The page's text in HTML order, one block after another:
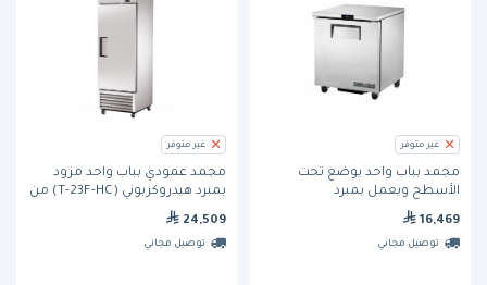
غير متوفر
مجمد بباب واحد يوضع تحت
الأسطح ويعمل بمبرد
16,469
توصيل مجاني
غير متوفر
مجمد عمودي بباب واحد مزود
بمبرد هيدروكربوني (T-23F-HC) من
24,509
توصيل مجاني